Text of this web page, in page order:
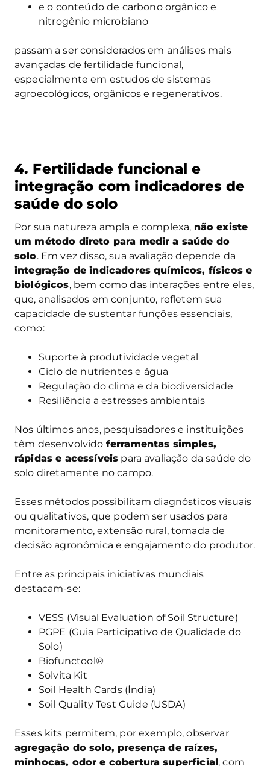
e o conteúdo de carbono orgânico e
nitrogênio microbiano
passam a ser considerados em análises mais
avançadas de fertilidade funcional,
especialmente em estudos de sistemas
agroecológicos, orgânicos e regenerativos.
4. Fertilidade funcional e
integração com indicadores de
saúde do solo
Por sua natureza ampla e complexa, não existe
um método direto para medir a saúde do
solo. Em vez disso, sua avaliação depende da
integração de indicadores químicos, físicos e
biológicos, bem como das interações entre eles,
que, analisados em conjunto, refletem sua
capacidade de sustentar funções essenciais,
como:
Suporte à produtividade vegetal
Ciclo de nutrientes e água
Regulação do clima e da biodiversidade
Resiliência a estresses ambientais
Nos últimos anos, pesquisadores e instituições
têm desenvolvido ferramentas simples,
rápidas e acessíveis para avaliação da saúde do
solo diretamente no campo.
Esses métodos possibilitam diagnósticos visuais
ou qualitativos, que podem ser usados para
monitoramento, extensão rural, tomada de
decisão agronômica e engajamento do produtor.
Entre as principais iniciativas mundiais
destacam-se:
VESS (Visual Evaluation of Soil Structure)
PGPE (Guia Participativo de Qualidade do
Solo)
Biofunctool®
Solvita Kit
Soil Health Cards (Índia)
Soil Quality Test Guide (USDA)
Esses kits permitem, por exemplo, observar
agregação do solo, presença de raízes,
minhocas, odor e cobertura superficial, com